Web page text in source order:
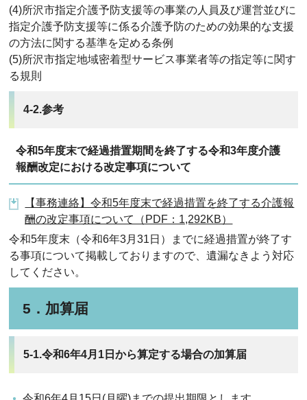
(4)所沢市指定介護予防支援等の事業の人員及び運営並びに
指定介護予防支援等に係る介護予防のための効果的な支援
の方法に関する基準を定める条例
(5)所沢市指定地域密着型サービス事業者等の指定等に関す
る規則
4-2.参考
令和5年度末で経過措置期間を終了する令和3年度介護
報酬改定における改定事項について
【事務連絡】令和5年度末で経過措置を終了する介護報
酬の改定事項について（PDF：1,292KB）
令和5年度末（令和6年3月31日）までに経過措置が終了す
る事項について掲載しておりますので、遺漏なきよう対応
してください。
5．加算届
5-1.令和6年4月1日から算定する場合の加算届